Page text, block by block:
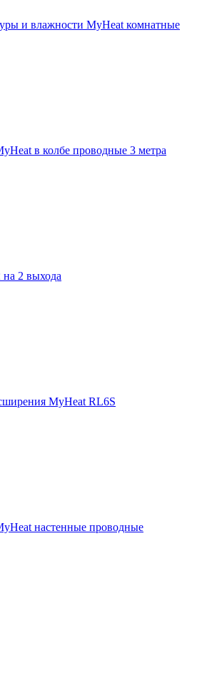
и влажности MyHeat комнатные
в колбе проводные 3 метра
2 выхода
MyHeat RL6S
настенные проводные